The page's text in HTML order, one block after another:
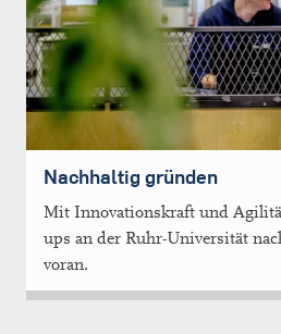
Nachhaltig gründen
Mit Innovationskraft und
ups an der Ruhr-Universität
voran.